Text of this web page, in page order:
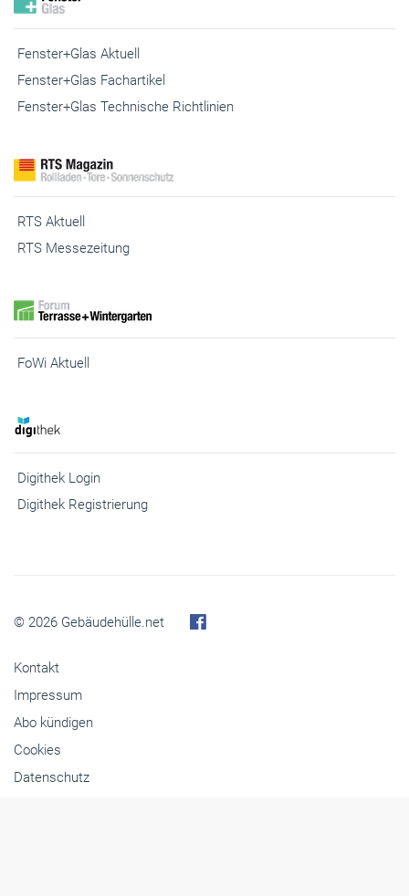
Fenster+Glas Aktuell
Fenster+Glas Fachartikel
Fenster+Glas Technische Richtlinien
RTS Aktuell
RTS Messezeitung
FoWi Aktuell
Digithek Login
Digithek Registrierung
© 2026 Gebäudehülle.net
Kontakt
Impressum
Abo kündigen
Cookies
Datenschutz